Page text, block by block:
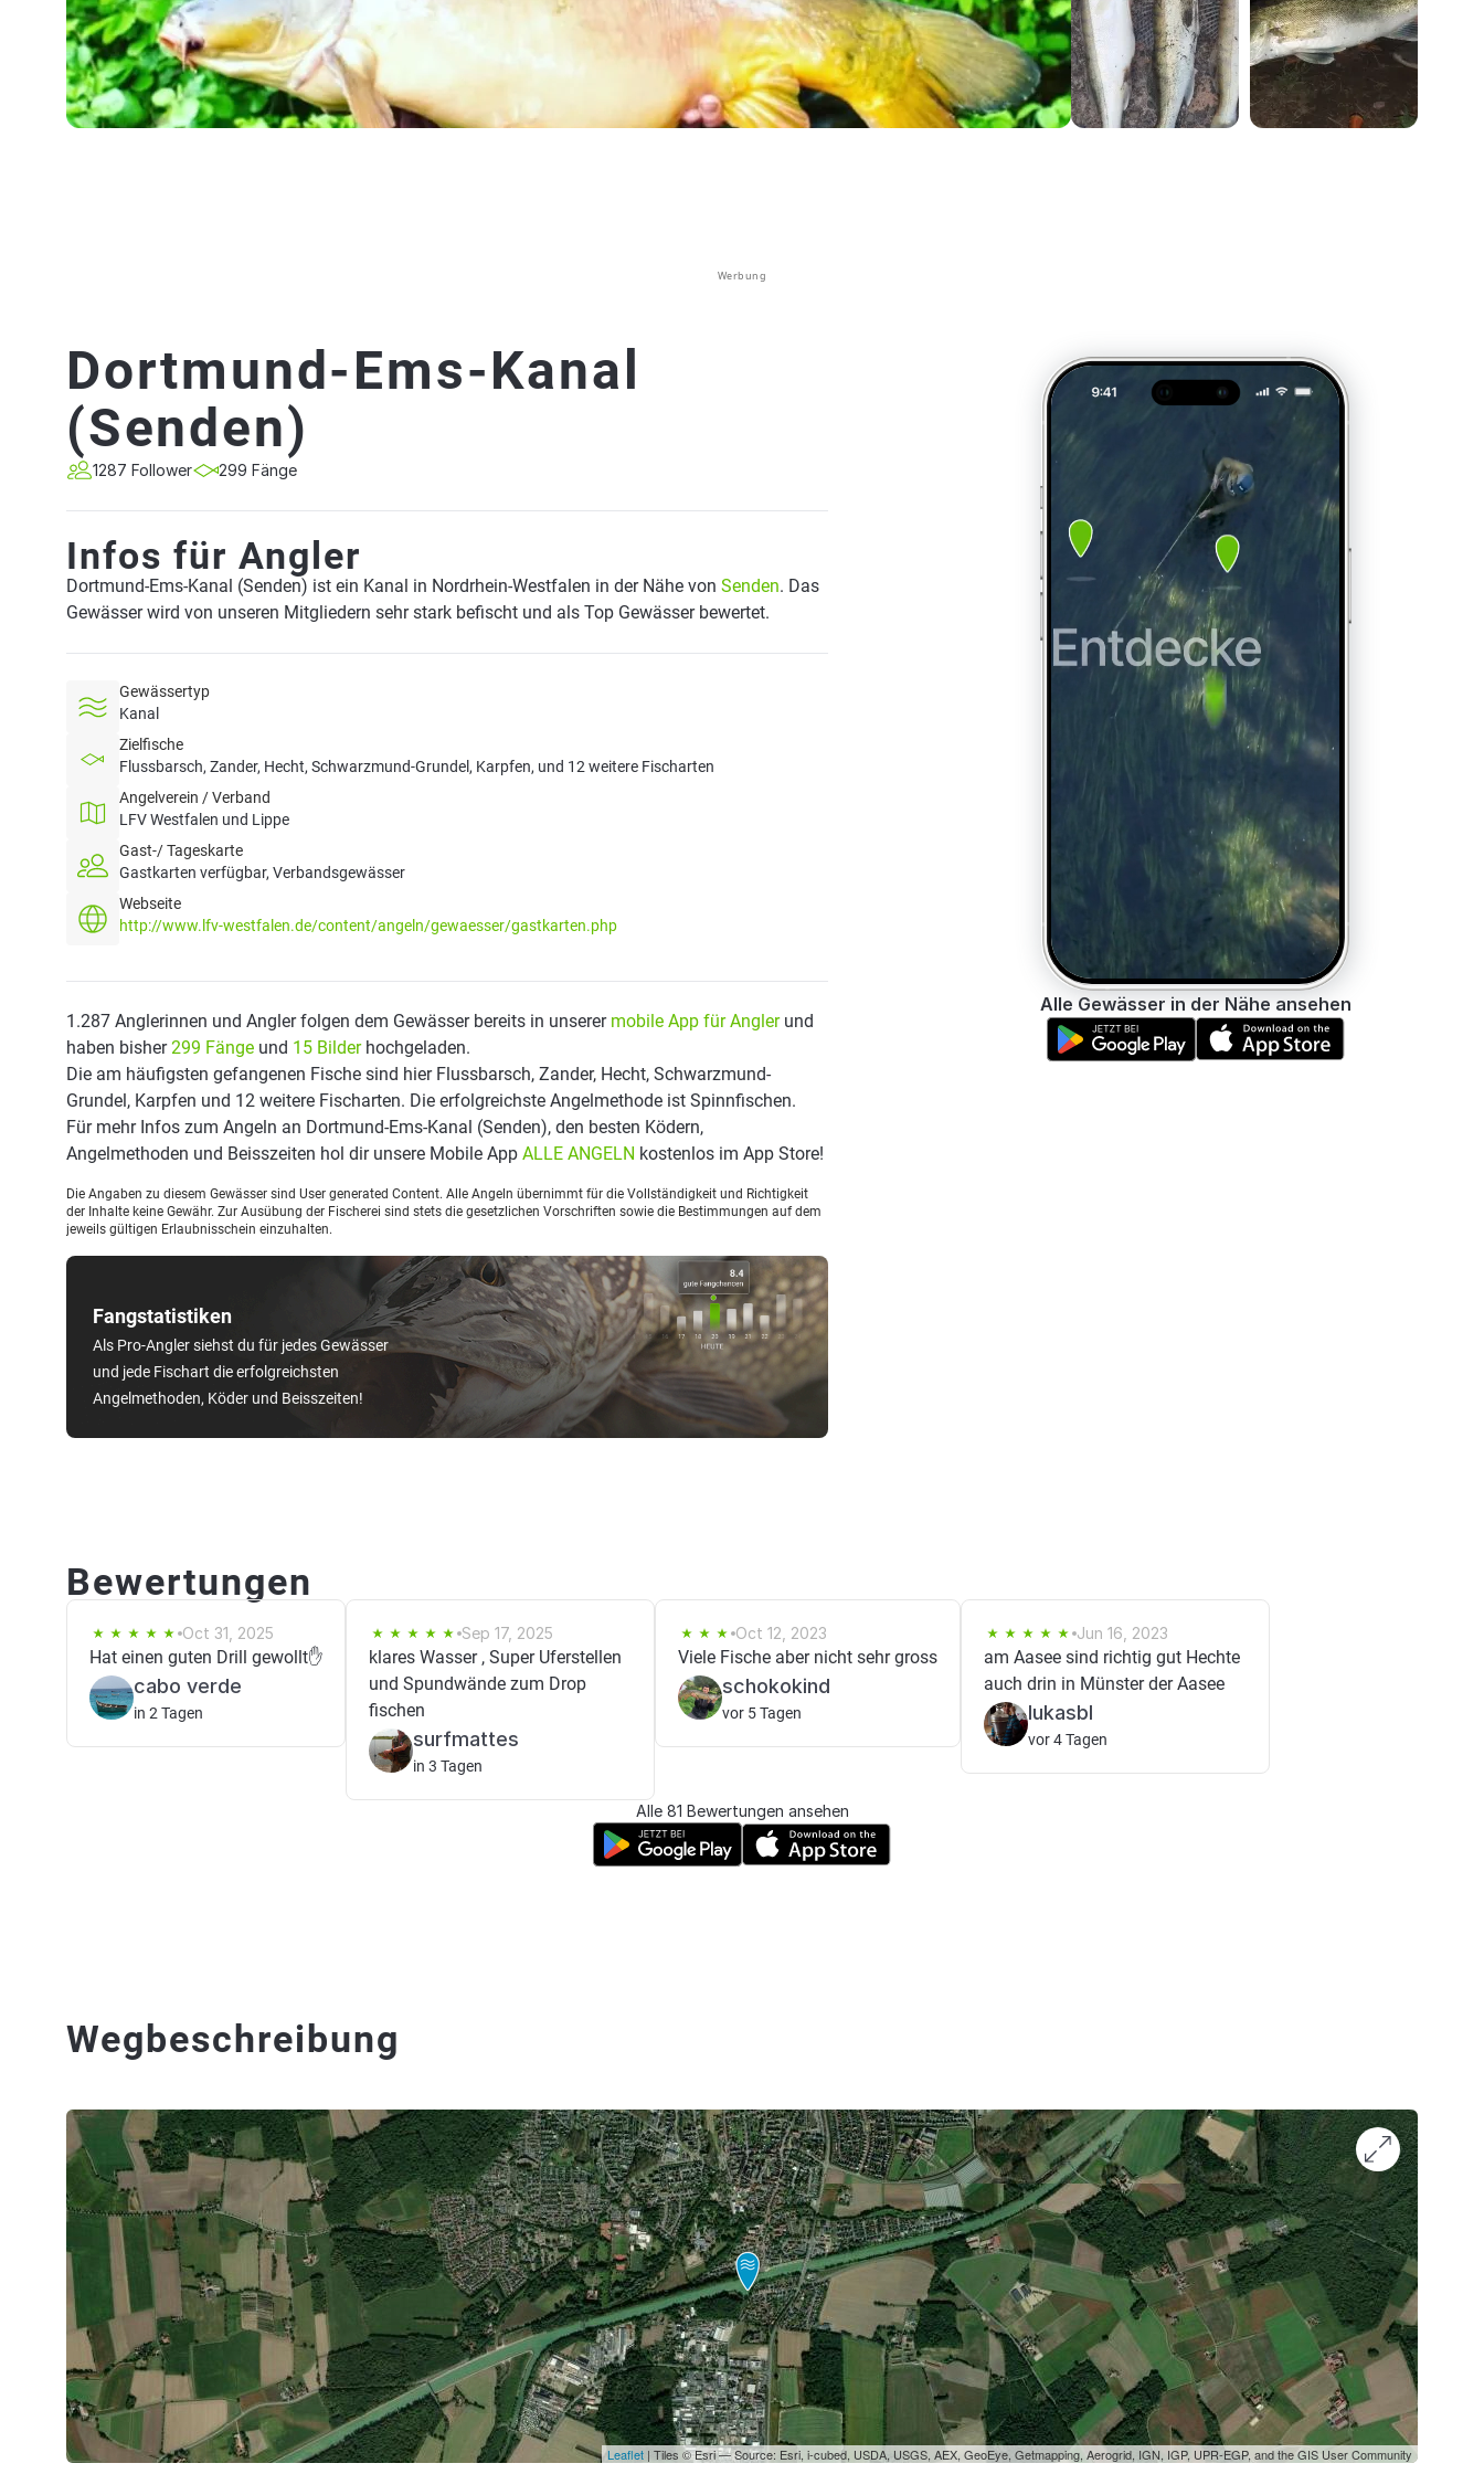
Werbung
Dortmund-Ems-Kanal
(Senden)
1287 Follower 299 Fänge
Infos für Angler
Dortmund-Ems-Kanal (Senden) ist ein Kanal in Nordrhein-Westfalen in der Nähe von Senden. Das
Gewässer wird von unseren Mitgliedern sehr stark befischt und als Top Gewässer bewertet.
Gewässertyp
Kanal
Zielfische
Flussbarsch, Zander, Hecht, Schwarzmund-Grundel, Karpfen, und 12 weitere Fischarten
Angelverein / Verband
LFV Westfalen und Lippe
Gast-/ Tageskarte
Gastkarten verfügbar, Verbandsgewässer
Webseite
http://www.lfv-westfalen.de/content/angeln/gewaesser/gastkarten.php
Fangstatistiken
Als Pro-Angler siehst du für jedes Gewässer
und jede Fischart die erfolgreichsten
Angelmethoden, Köder und Beisszeiten!
1.287 Anglerinnen und Angler folgen dem Gewässer bereits in unserer mobile App für Anglerund
haben bisher299 Fänge und 15 Bilderhochgeladen.
Die am häufigsten gefangenen Fische sind hier Flussbarsch, Zander, Hecht, Schwarzmund-
Grundel, Karpfen und 12 weitere Fischarten. Die erfolgreichste Angelmethode ist Spinnfischen.
Für mehr Infos zum Angeln an Dortmund-Ems-Kanal (Senden), den besten Ködern,
Angelmethoden und Beisszeiten hol dir unsere Mobile App ALLE ANGELN kostenlos im App Store!
Die Angaben zu diesem Gewässer sind User generated Content. Alle Angeln übernimmt für die Vollständigkeit und Richtigkeit
der Inhalte keine Gewähr. Zur Ausübung der Fischerei sind stets die gesetzlichen Vorschriften sowie die Bestimmungen auf dem
jeweils gültigen Erlaubnisschein einzuhalten.
Alle Gewässer in der Nähe ansehen
Bewertungen
Oct 31, 2025
Hat einen guten Drill gewollt✋️
cabo verde
in 2 Tagen
Sep 17, 2025
klares Wasser , Super Uferstellen
und Spundwände zum Drop
fischen
surfmattes
in 3 Tagen
Oct 12, 2023
Viele Fische aber nicht sehr gross
schokokind
vor 5 Tagen
Jun 16, 2023
am Aasee sind richtig gut Hechte
auch drin in Münster der Aasee
lukasbl
vor 4 Tagen
Alle 81 Bewertungen ansehen
Wegbeschreibung
Leaflet | Tiles © Esri — Source: Esri, i-cubed, USDA, USGS, AEX, GeoEye, Getmapping, Aerogrid, IGN, IGP, UPR-EGP, and the GIS User Community